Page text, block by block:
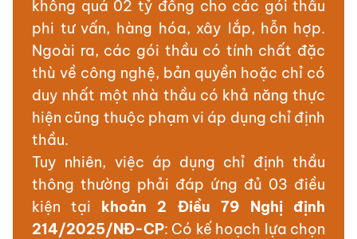
không quá 02 tỷ đồng cho các gói thầu
phi tư vấn, hàng hóa, xây lắp, hỗn hợp.
Ngoài ra, các gói thầu có tính chất đặc
thù về công nghệ, bản quyền hoặc chỉ có
duy nhất một nhà thầu có khả năng thực
hiện cũng thuộc phạm vi áp dụng chỉ định
thầu.
Tuy nhiên, việc áp dụng chỉ định thầu
thông thường phải đáp ứng đủ 03 điều
kiện tại khoản 2 Điều 79 Nghị định
214/2025/NĐ-CP: Có kế hoạch lựa chọn